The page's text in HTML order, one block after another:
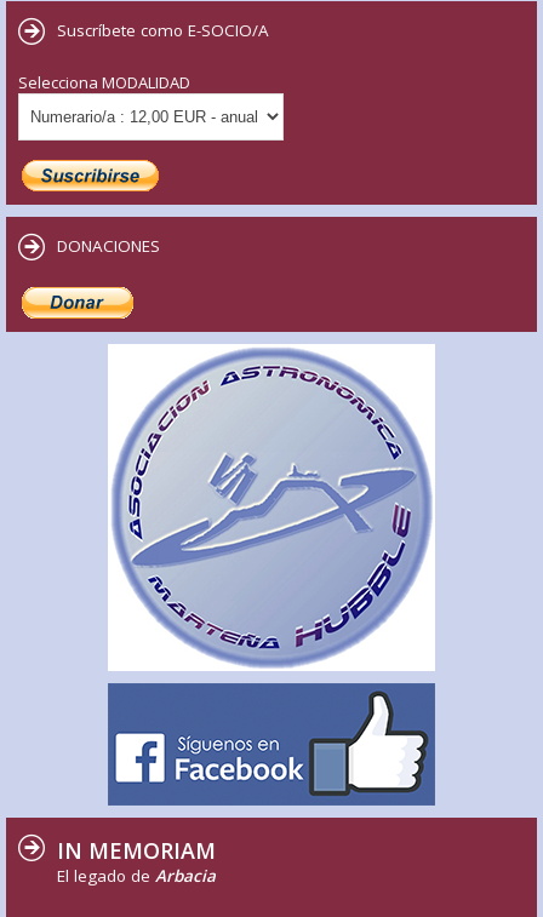
Suscríbete como E-SOCIO/A
Selecciona MODALIDAD
DONACIONES
IN MEMORIAM
El legado de Arbacia